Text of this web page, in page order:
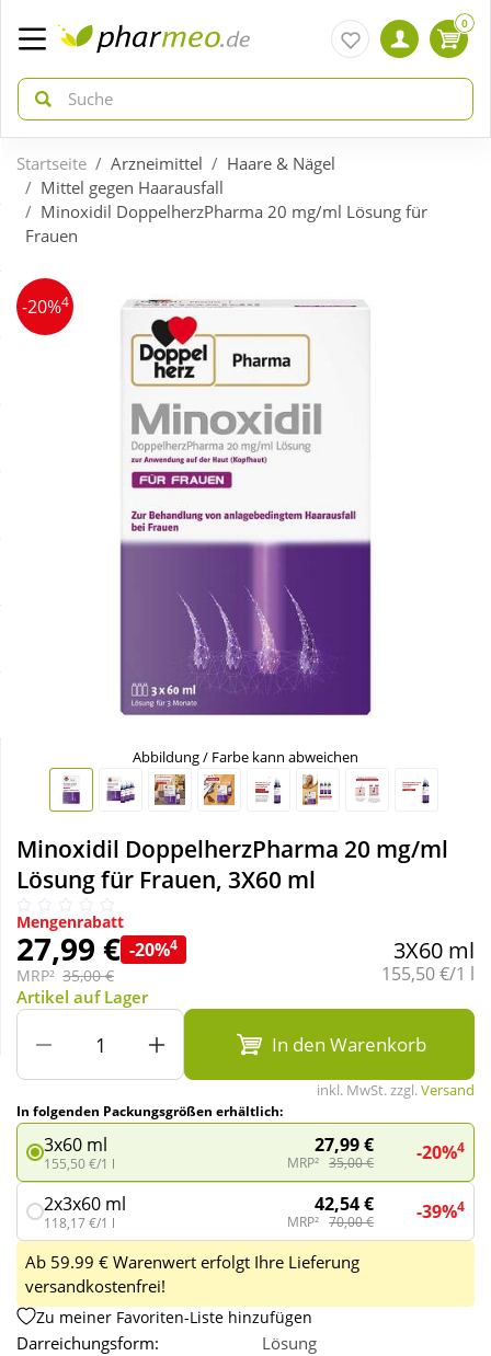
zurück
ÜBERSICHT AKTIONEN
Aktuelle Coupons
Täglich gut versorgt
zurück
ÜBERSICHT KATEGORIEN
Arzneimittel
Nahrungsergänzung
Natur & Homöopathie
Sanitätshaus
Sport & Fitness
Tierbedarf
Wellness
0
Startseite Arzneimittel
Haare & Nägel
Mittel gegen Haarausfall
Minoxidil DoppelherzPharma 20 mg/ml Lösung für
Frauen
-20%4
Abbildung / Farbe kann abweichen
Minoxidil DoppelherzPharma 20 mg/ml
Lösung für Frauen, 3X60 ml
Mengenrabatt
27,99 € -20%4
MRP² 35,00 €
3X60 ml
Grundpreis:
155,50 €/1 l
Artikel auf Lager
In den Warenkorb
inkl. MwSt. zzgl.Versand
In folgenden Packungsgrößen erhältlich:
3x60 ml
155,50 €/1 l
27,99 €
MRP² 35,00 € -20%4
2x3x60 ml
118,17 €/1 l
42,54 €
MRP² 70,00 € -39%4
Ab 59.99 € Warenwert erfolgt Ihre Lieferung
versandkostenfrei!
Zu meiner Favoriten-Liste hinzufügen
Darreichungsform:
Lösung